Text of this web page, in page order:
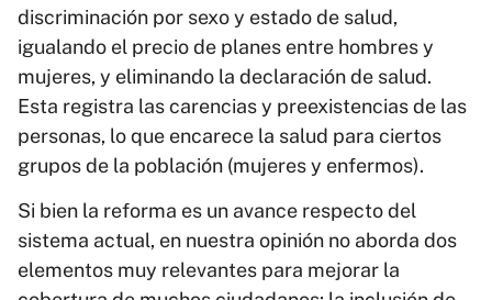
discriminación por sexo y estado de salud,
igualando el precio de planes entre hombres y
mujeres, y eliminando la declaración de salud.
Esta registra las carencias y preexistencias de las
personas, lo que encarece la salud para ciertos
grupos de la población (mujeres y enfermos).
Si bien la reforma es un avance respecto del
sistema actual, en nuestra opinión no aborda dos
elementos muy relevantes para mejorar la